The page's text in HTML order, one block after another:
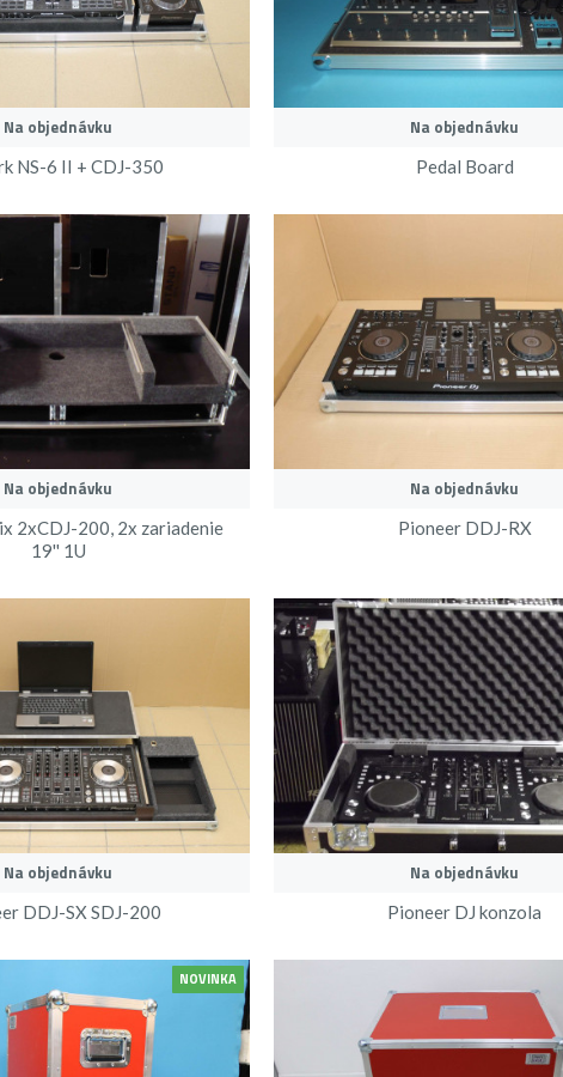
Na objednávku
NS-6 II + CDJ-350
Na objednávku
Pedal Board
Na objednávku
2xCDJ-200, 2x zariadenie
19'' 1U
Na objednávku
Pioneer DDJ-RX
Na objednávku
DDJ-SX SDJ-200
Na objednávku
Pioneer DJ konzola
NOVINKA